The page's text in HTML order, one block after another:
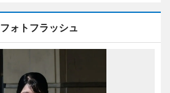
フォトフラッシュ